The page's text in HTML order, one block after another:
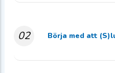
02 Börja med att